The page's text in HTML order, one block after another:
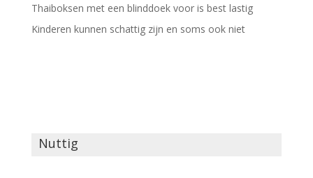
Thaiboksen met een blinddoek voor is best lastig
Kinderen kunnen schattig zijn en soms ook niet
Nuttig